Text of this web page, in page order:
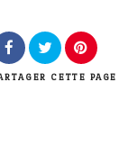
CETTE PAGE